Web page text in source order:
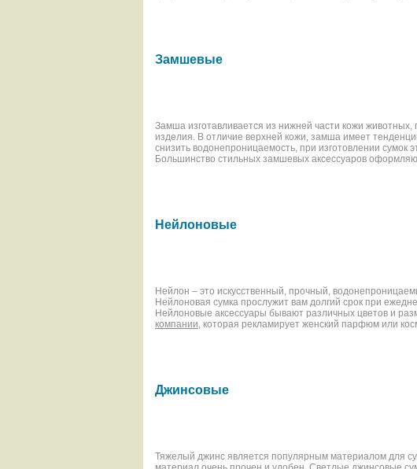
Замшевые
Замша изготавливается из нижней части кожи
изделия. В отличие верхней кожи, замша имеет
снизить водонепроницаемость, при изготовлении
Большинство стильных замшевых аксессуаров
Нейлоновые
Нейлон – это искусственный, прочный,
Нейлоновая сумка прослужит вам долгий срок при
Нейлоновые аксессуары бывают различных цветов и
компании , которая рекламирует женский парфюм или
Джинсовые
Тяжелый джинс является популярным материалом для